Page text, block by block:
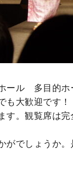
ル 多目的ホ
も大歓迎です！
す。観覧席は
がでしょうか。